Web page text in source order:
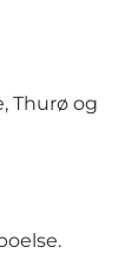
Thurø og